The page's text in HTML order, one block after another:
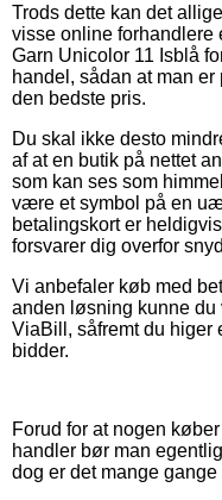
Trods dette kan det
visse online forhandlere
Garn Unicolor 11 Isblå
handel, sådan at man
den bedste pris.
Du skal ikke desto
af at en butik på nettet
som kan ses som
være et symbol på en
betalingskort er
forsvarer dig overfor
Vi anbefaler køb med
anden løsning kunne
ViaBill, såfremt du higer
bidder.
Forud for at nogen
handler bør man
dog er det mange